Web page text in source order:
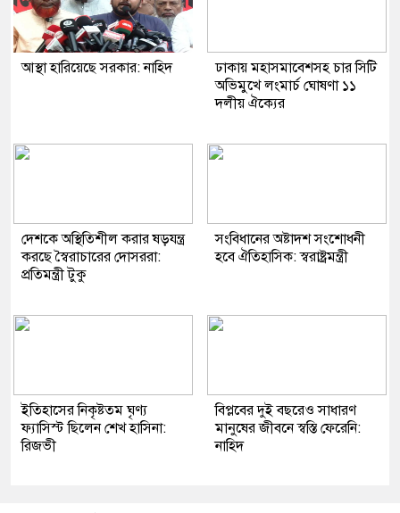
আস্থা হারিয়েছে সরকার: নাহিদ
ঢাকায় মহাসমাবেশসহ চার সিটি
অভিমুখে লংমার্চ ঘোষণা ১১
দলীয় ঐক্যের
দেশকে অস্থিতিশীল করার ষড়যন্ত্র
করছে স্বৈরাচারের দোসররা:
প্রতিমন্ত্রী টুকু
সংবিধানের অষ্টাদশ সংশোধনী
হবে ঐতিহাসিক: স্বরাষ্ট্রমন্ত্রী
ইতিহাসের নিকৃষ্টতম ঘৃণ্য
ফ্যাসিস্ট ছিলেন শেখ হাসিনা:
রিজভী
বিপ্লবের দুই বছরেও সাধারণ
মানুষের জীবনে স্বস্তি ফেরেনি:
নাহিদ